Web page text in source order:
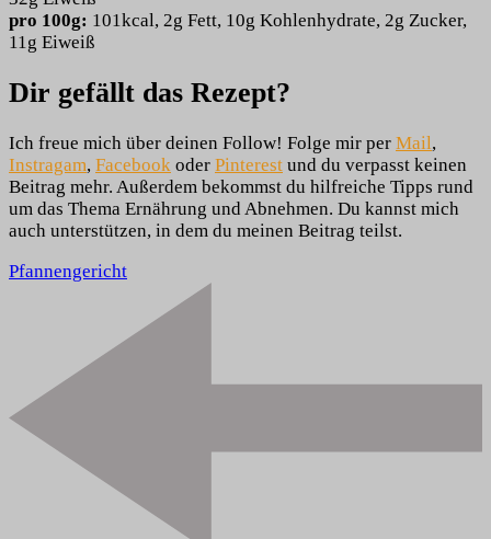
pro 100g: 101kcal, 2g Fett, 10g Kohlenhydrate, 2g Zucker,
11g Eiweiß
Dir gefällt das Rezept?
Ich freue mich über deinen Follow! Folge mir per Mail,
Instragam, Facebook oder Pinterest und du verpasst keinen
Beitrag mehr. Außerdem bekommst du hilfreiche Tipps rund
um das Thema Ernährung und Abnehmen. Du kannst mich
auch unterstützen, in dem du meinen Beitrag teilst.
Pfannengericht